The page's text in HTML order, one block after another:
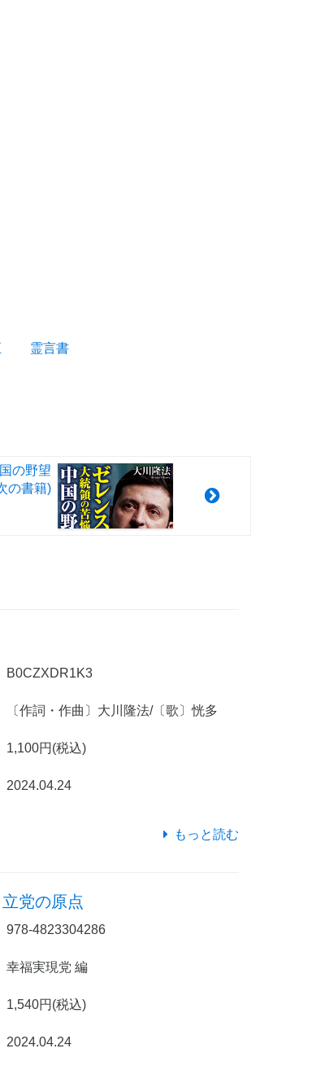
霊言書
の野望
の書籍)
B0CZXDR1K3
〔作詞・作曲〕大川隆法/〔歌〕恍多
1,100円(税込)
2024.04.24
もっと読む
党の原点
978-4823304286
幸福実現党 編
1,540円(税込)
2024.04.24